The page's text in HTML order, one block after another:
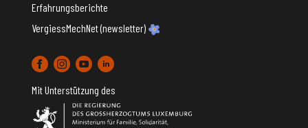
Erfahrungsberichte
VergiessMechNet (newsletter)
Mit Unterstützung des